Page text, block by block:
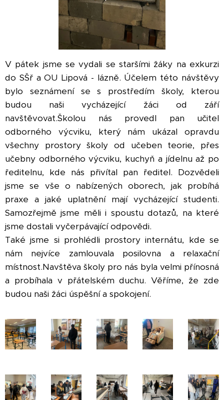
V pátek jsme se vydali se staršími žáky na exkurzi
do SŠř a OU Lipová - lázně. Účelem této návštěvy
bylo seznámení se s prostředím školy, kterou
budou naši vycházející žáci od září
navštěvovat.Školou nás provedl pan učitel
odborného výcviku, který nám ukázal opravdu
všechny prostory školy od učeben teorie, přes
učebny odborného výcviku, kuchyň a jídelnu až po
ředitelnu, kde nás přivítal pan ředitel. Dozvědeli
jsme se vše o nabízených oborech, jak probíhá
praxe a jaké uplatnění mají vycházející studenti.
Samozřejmě jsme měli i spoustu dotazů, na které
jsme dostali vyčerpávající odpovědi.
Také jsme si prohlédli prostory internátu, kde se
nám nejvíce zamlouvala posilovna a relaxační
místnost.Navštěva školy pro nás byla velmi přínosná
a probíhala v přátelském duchu. Věříme, že zde
budou naši žáci úspěšní a spokojení.